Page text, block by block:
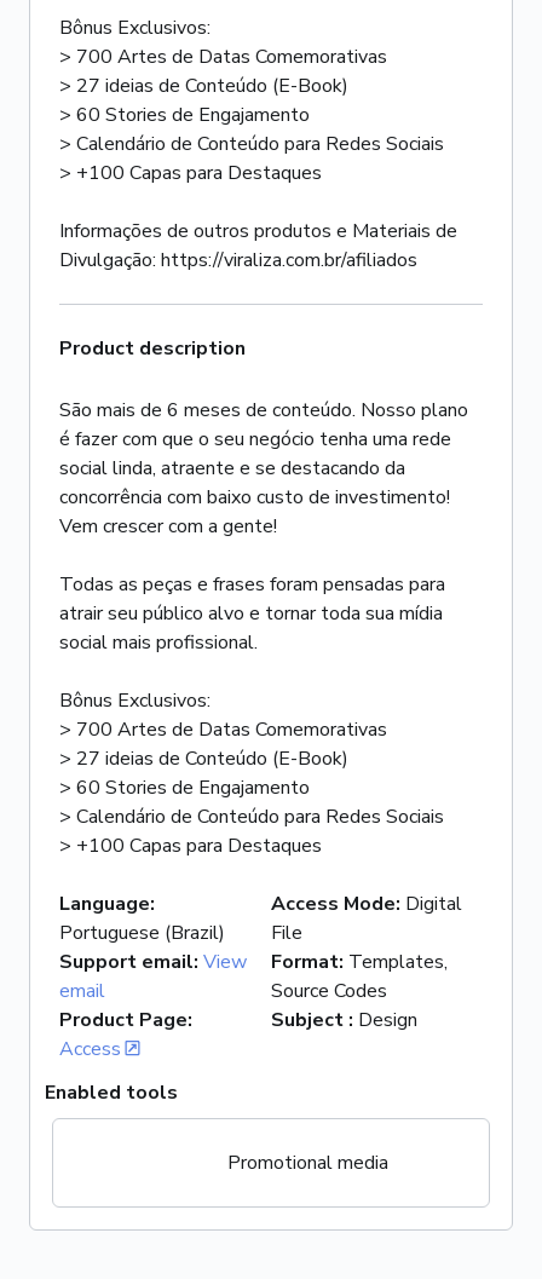
Bônus Exclusivos:
> 700 Artes de Datas Comemorativas
> 27 ideias de Conteúdo (E-Book)
> 60 Stories de Engajamento
> Calendário de Conteúdo para Redes Sociais
> +100 Capas para Destaques
Informações de outros produtos e Materiais de
Divulgação: https://viraliza.com.br/afiliados
Product description
São mais de 6 meses de conteúdo. Nosso plano
é fazer com que o seu negócio tenha uma rede
social linda, atraente e se destacando da
concorrência com baixo custo de investimento!
Vem crescer com a gente!
Todas as peças e frases foram pensadas para
atrair seu público alvo e tornar toda sua mídia
social mais profissional.
Bônus Exclusivos:
> 700 Artes de Datas Comemorativas
> 27 ideias de Conteúdo (E-Book)
> 60 Stories de Engajamento
> Calendário de Conteúdo para Redes Sociais
> +100 Capas para Destaques
Language:
Portuguese (Brazil)
Support email: View
email
Product Page:
Access
Access Mode: Digital
File
Format: Templates,
Source Codes
Subject : Design
Enabled tools
Promotional media